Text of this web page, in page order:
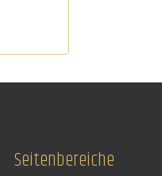
Seitenbereiche